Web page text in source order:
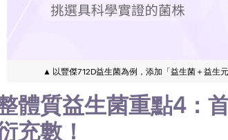
▲ 以豐傑712D益生菌為例，添加「益生菌＋益生
體質益生菌重點4：
充數！